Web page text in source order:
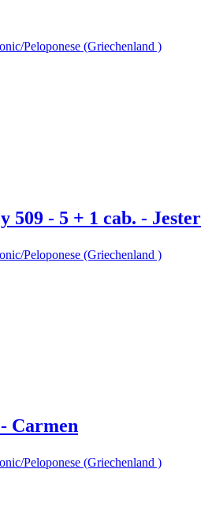
Peloponese (Griechenland )
509 - 5 + 1 cab. - Jester
Peloponese (Griechenland )
Carmen
Peloponese (Griechenland )